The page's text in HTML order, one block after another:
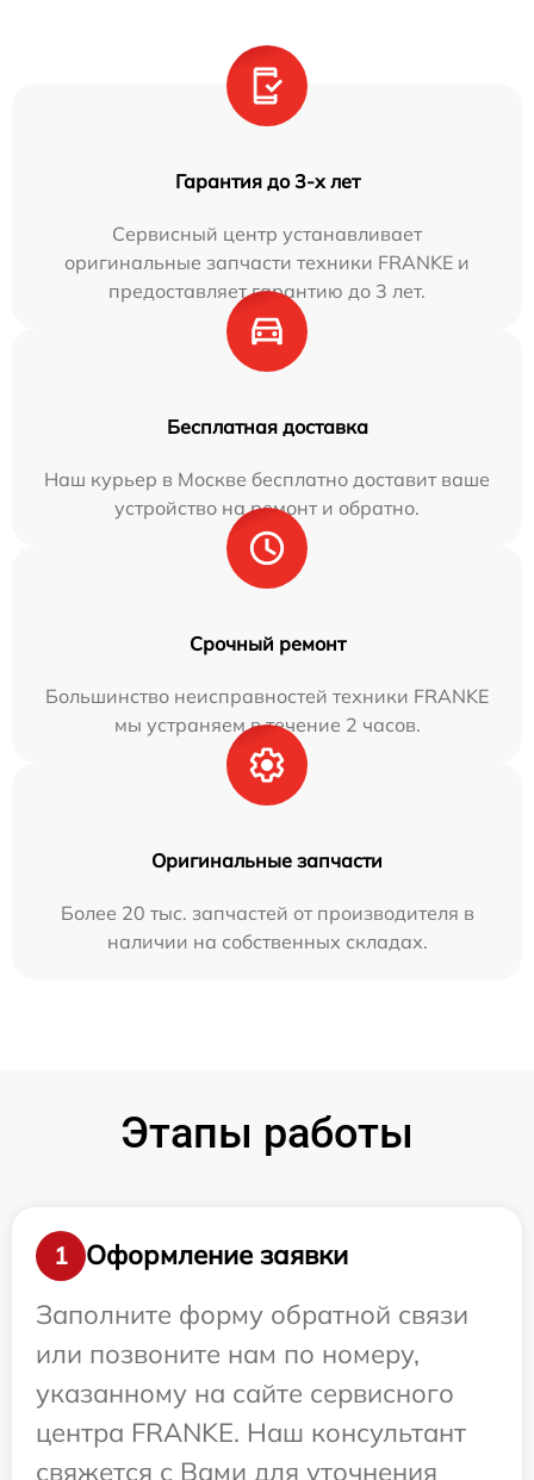
Гарантия до 3-х лет
Сервисный центр устанавливает
оригинальные запчасти техники FRANKE и
предоставляет гарантию до 3 лет.
Бесплатная доставка
Наш курьер в Москве бесплатно доставит ваше
устройство на ремонт и обратно.
Срочный ремонт
Большинство неисправностей техники FRANKE
мы устраняем в течение 2 часов.
Оригинальные запчасти
Более 20 тыс. запчастей от производителя в
наличии на собственных складах.
Этапы работы
1
Оформление заявки
Заполните форму обратной связи
или позвоните нам по номеру,
указанному на сайте сервисного
центра FRANKE. Наш консультант
свяжется с Вами для уточнения